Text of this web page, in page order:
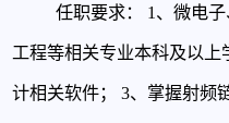
任职要求： 1、微电
工程等相关专业本科及以
计相关软件；3、掌握射频